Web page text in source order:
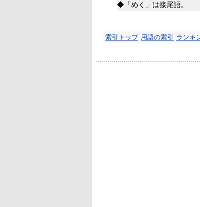
◆「めく」は接尾語。
索引トップ 用語の索引 ランキ